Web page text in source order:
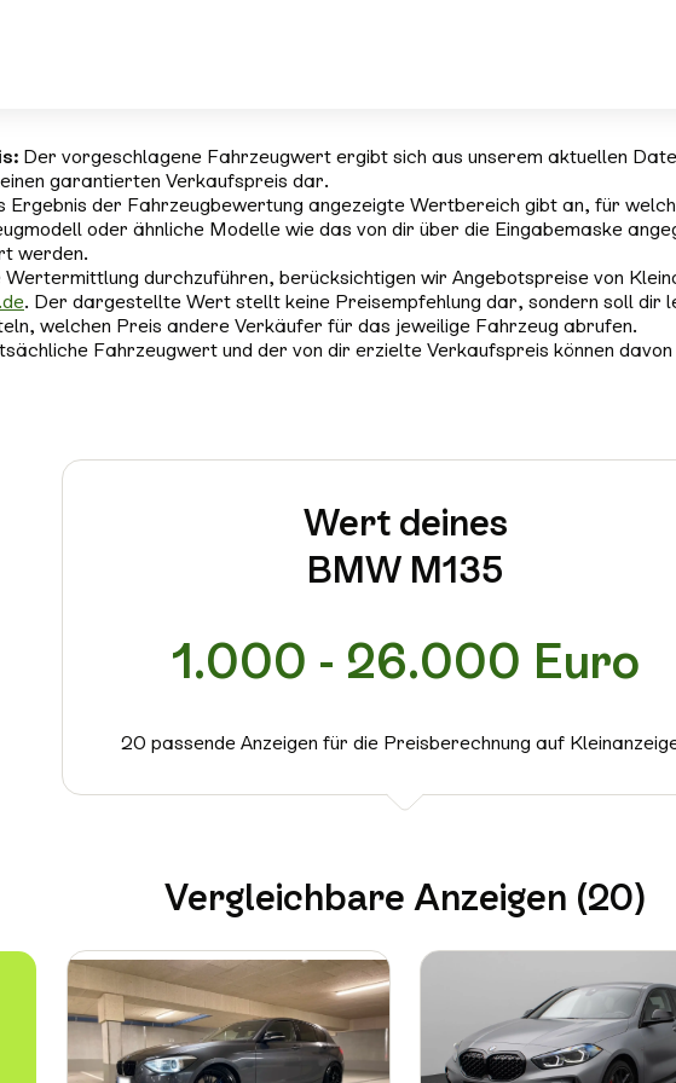
Der vorgeschlagene Fahrzeugwert ergibt sich aus unserem aktuellen
garantierten Verkaufspreis dar.
Ergebnis der Fahrzeugbewertung angezeigte Wertbereich gibt an, für
oder ähnliche Modelle wie das von dir über die Eingabemaske
werden.
Wertermittlung durchzuführen, berücksichtigen wir Angebotspreise von
. Der dargestellte Wert stellt keine Preisempfehlung dar, sondern soll dir
welchen Preis andere Verkäufer für das jeweilige Fahrzeug abrufen.
Fahrzeugwert und der von dir erzielte Verkaufspreis können
Wert deines
BMW M135
1.000 - 26.000 Euro
20 passende Anzeigen für die Preisberechnung auf
Vergleichbare Anzeigen (20)